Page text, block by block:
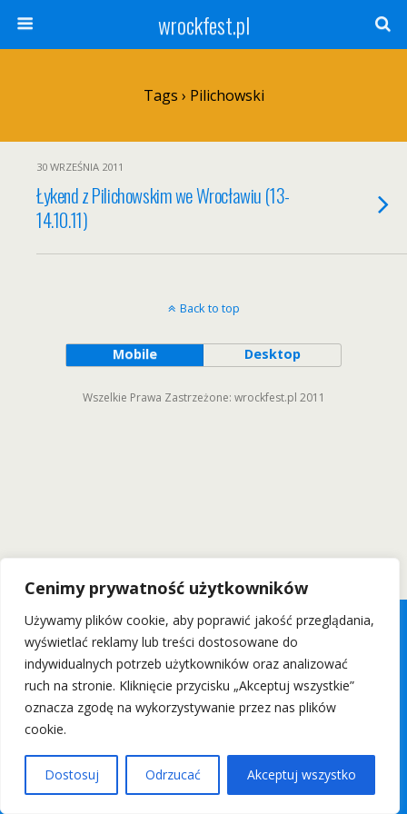
Cenimy prywatność użytkowników
Używamy plików cookie, aby poprawić jakość przeglądania,
wyświetlać reklamy lub treści dostosowane do
indywidualnych potrzeb użytkowników oraz analizować
ruch na stronie. Kliknięcie przycisku „Akceptuj wszystkie”
oznacza zgodę na wykorzystywanie przez nas plików
cookie.
Dostosuj Odrzucać Akceptuj wszystko
wrockfest.pl
Tags › Pilichowski
30 WRZEŚNIA 2011
Łykend z Pilichowskim we Wrocławiu (13-
14.10.11)
Back to top
Mobile Desktop
Wszelkie Prawa Zastrzeżone: wrockfest.pl 2011